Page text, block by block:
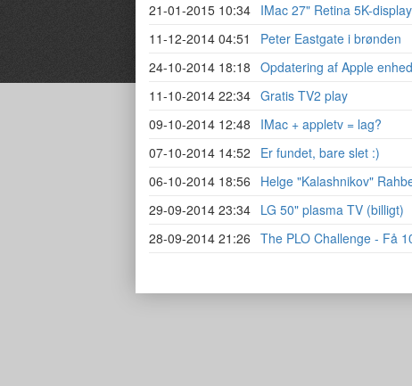
21-01-2015 10:34 IMac 27" Retina 5K-
11-12-2014 04:51
Peter Eastgate i brønden
24-10-2014 18:18 Opdatering af Apple
11-10-2014 22:34 Gratis TV2 play
09-10-2014 12:48
IMac + appletv = lag?
07-10-2014 14:52
Er fundet, bare slet :)
06-10-2014 18:56
Helge "Kalashnikov"
29-09-2014 23:34 LG 50" plasma TV (billigt)
28-09-2014 21:26 The PLO Challenge - Få